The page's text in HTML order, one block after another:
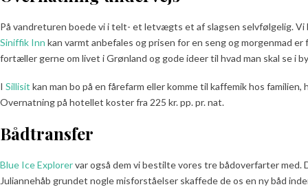
På vandreturen boede vi i telt- et letvægts et af slagsen selvfølgelig. Vi
Siniffik Inn kan varmt anbefales og prisen for en seng og morgenmad
fortæller gerne om livet i Grønland og gode ideer til hvad man skal se i
I Sillisit kan man bo på en fårefarm eller komme til kaffemik hos
Overnatning på hotellet koster fra 225 kr. pp. pr. nat.
Bådtransfer
Blue Ice Explorervar også dem vi bestilte vores tre bådoverfarter med.
Juliannehåb grundet nogle misforståelser skaffede de os en ny båd